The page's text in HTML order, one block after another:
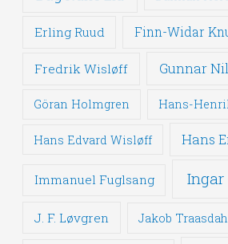
Erling Ruud Finn-Widar
Fredrik Wisløff Gunnar
Göran Holmgren Hans-
Hans Edvard Wisløff Hans
Immanuel Fuglsang Ingar
J. F. Løvgren Jakob